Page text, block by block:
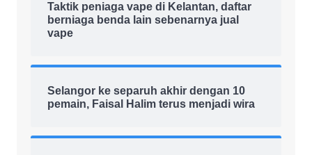
Taktik peniaga vape di Kelantan, daftar
berniaga benda lain sebenarnya jual
vape
Selangor ke separuh akhir dengan 10
pemain, Faisal Halim terus menjadi wira